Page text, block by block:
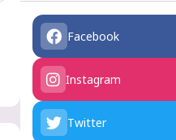
Facebook
Instagram
Twitter